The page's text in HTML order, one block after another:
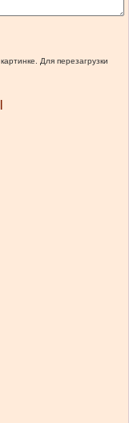
Для перезагрузки